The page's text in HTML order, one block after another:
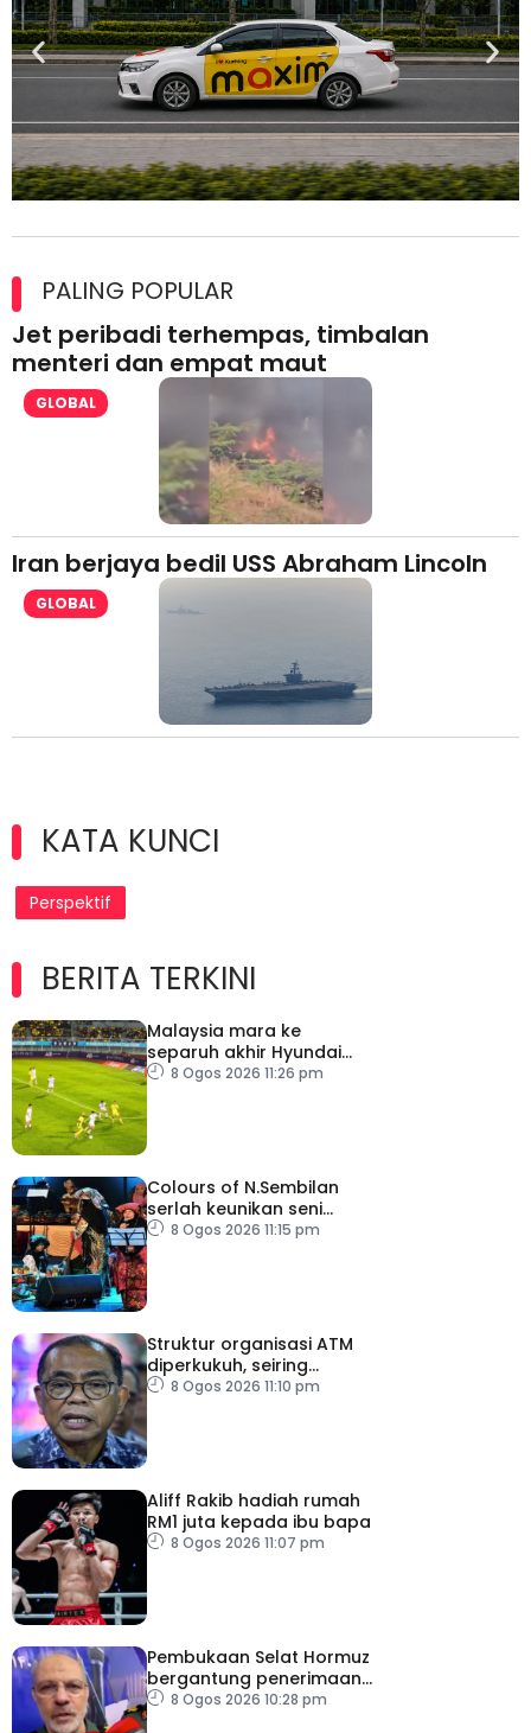
lesen separuh pertama 2026
PALING POPULAR
Jet peribadi terhempas, timbalan
menteri dan empat maut
GLOBAL
Iran berjaya bedil USS Abraham Lincoln
GLOBAL
KATA KUNCI
Perspektif
BERITA TERKINI
Malaysia mara ke
separuh akhir Hyundai
ASEAN Cup
8 Ogos 2026 11:26 pm
Colours of N.Sembilan
serlah keunikan seni
budaya negeri beradat
8 Ogos 2026 11:15 pm
Struktur organisasi ATM
diperkukuh, seiring
pemodenan aset
8 Ogos 2026 11:10 pm
Aliff Rakib hadiah rumah
RM1 juta kepada ibu bapa
8 Ogos 2026 11:07 pm
Pembukaan Selat Hormuz
bergantung penerimaan
AS – IRGC
8 Ogos 2026 10:28 pm